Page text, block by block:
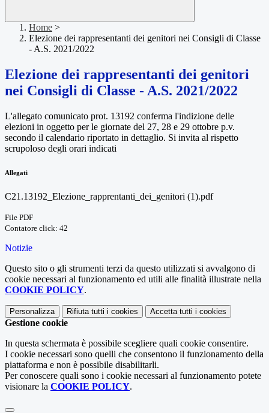
Home >
Elezione dei rappresentanti dei genitori nei Consigli di Classe
- A.S. 2021/2022
Elezione dei rappresentanti dei genitori
nei Consigli di Classe - A.S. 2021/2022
L'allegato comunicato prot. 13192 conferma l'indizione delle
elezioni in oggetto per le giornate del 27, 28 e 29 ottobre p.v.
secondo il calendario riportato in dettaglio. Si invita al rispetto
scrupoloso degli orari indicati
Allegati
C21.13192_Elezione_rapprentanti_dei_genitori (1).pdf
File PDF
Contatore click: 42
Notizie
Questo sito o gli strumenti terzi da questo utilizzati si avvalgono di
cookie necessari al funzionamento ed utili alle finalità illustrate nella
COOKIE POLICY.
Personalizza Rifiuta tutti i cookies Accetta tutti i cookies
Gestione cookie
In questa schermata è possibile scegliere quali cookie consentire.
I cookie necessari sono quelli che consentono il funzionamento della
piattaforma e non è possibile disabilitarli.
Per conoscere quali sono i cookie necessari al funzionamento potete
visionare la COOKIE POLICY.